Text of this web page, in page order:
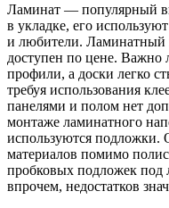
Ламинат — популярный
в укладке, его
и любители. Ламинатный
доступен по цене. Важно
профили, а доски легко
требуя использования
панелями и полом нет
монтаже ламинатного
используются
материалов помимо
пробковых подложек
впрочем, недостатков